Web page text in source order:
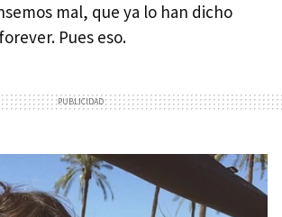
mal, que ya lo han dicho
Pues eso.